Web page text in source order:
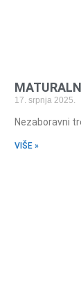
17. srpnja 2025.
Nezaboravni
VIŠE »